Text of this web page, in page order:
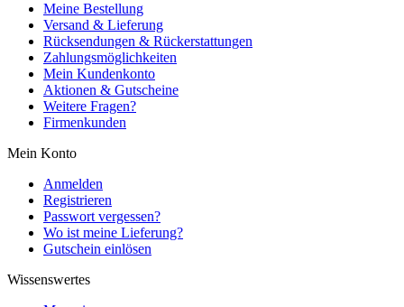
Meine Bestellung
Versand & Lieferung
Rücksendungen & Rückerstattungen
Zahlungsmöglichkeiten
Mein Kundenkonto
Aktionen & Gutscheine
Weitere Fragen?
Firmenkunden
Mein Konto
Anmelden
Registrieren
Passwort vergessen?
Wo ist meine Lieferung?
Gutschein einlösen
Wissenswertes